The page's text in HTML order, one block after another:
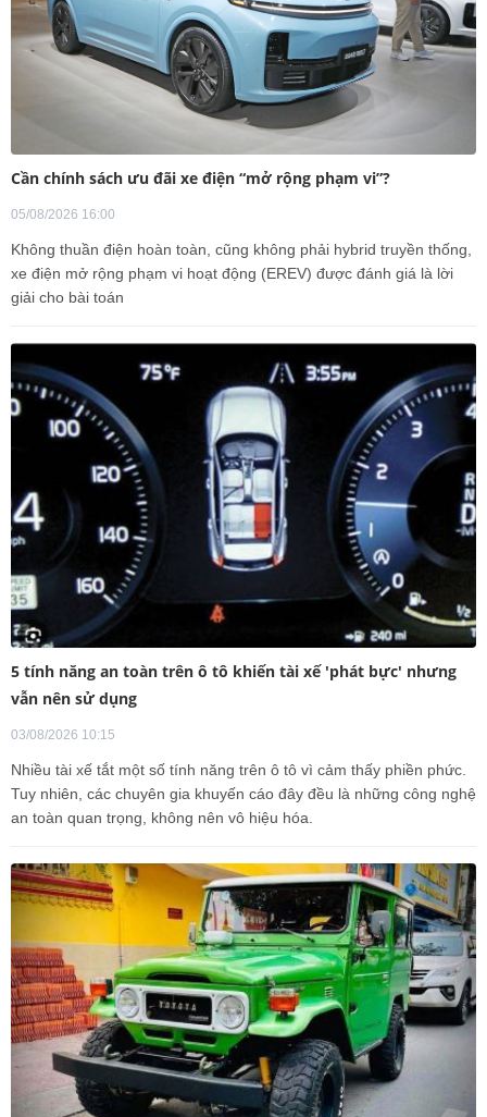
Cần chính sách ưu đãi xe điện “mở rộng phạm vi”?
05/08/2026 16:00
Không thuần điện hoàn toàn, cũng không phải hybrid truyền thống,
xe điện mở rộng phạm vi hoạt động (EREV) được đánh giá là lời
giải cho bài toán
5 tính năng an toàn trên ô tô khiến tài xế 'phát bực' nhưng
vẫn nên sử dụng
03/08/2026 10:15
Nhiều tài xế tắt một số tính năng trên ô tô vì cảm thấy phiền phức.
Tuy nhiên, các chuyên gia khuyến cáo đây đều là những công nghệ
an toàn quan trọng, không nên vô hiệu hóa.